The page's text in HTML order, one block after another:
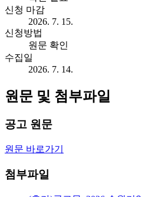
신청 마감
2026. 7. 15.
신청방법
원문 확인
수집일
2026. 7. 14.
원문 및 첨부파일
공고 원문
원문 바로가기
첨부파일